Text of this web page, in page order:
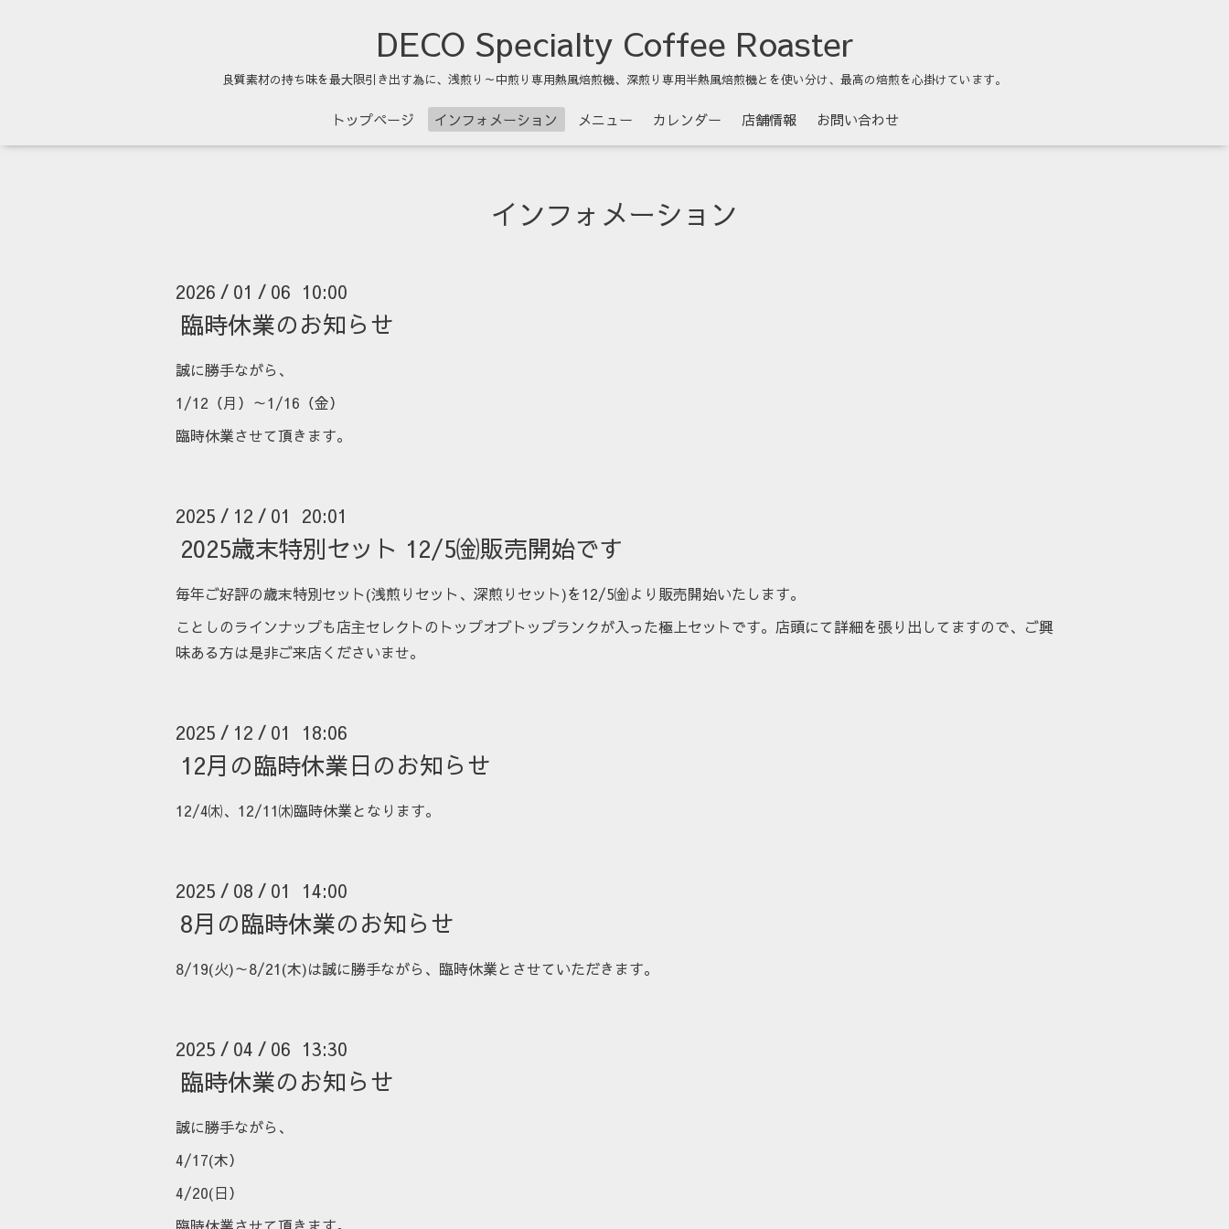
DECO Specialty Coffee Roaster
良質素材の持ち味を最大限引き出す為に、浅煎り～中煎り専用熱風焙煎機、深煎り専用半熱風焙煎機とを使い分け、最高の焙煎を心掛けています。
トップページ インフォメーション メニュー カレンダー 店舗情報 お問い合わせ
インフォメーション
2026 / 01 / 06 10:00
臨時休業のお知らせ
誠に勝手ながら、
1/12（月）～1/16（金）
臨時休業させて頂きます。
2025 / 12 / 01 20:01
2025歳末特別セット 12/5㈮販売開始です
毎年ご好評の歳末特別セット(浅煎りセット、深煎りセット)を12/5㈮より販売開始いたします。
ことしのラインナップも店主セレクトのトップオブトップランクが入った極上セットです。店頭にて詳細を張り出してますので、ご興
味ある方は是非ご来店くださいませ。
2025 / 12 / 01 18:06
12月の臨時休業日のお知らせ
12/4㈭、12/11㈭臨時休業となります。
2025 / 08 / 01 14:00
8月の臨時休業のお知らせ
8/19(火)～8/21(木)は誠に勝手ながら、臨時休業とさせていただきます。
2025 / 04 / 06 13:30
臨時休業のお知らせ
誠に勝手ながら、
4/17(木）
4/20(日）